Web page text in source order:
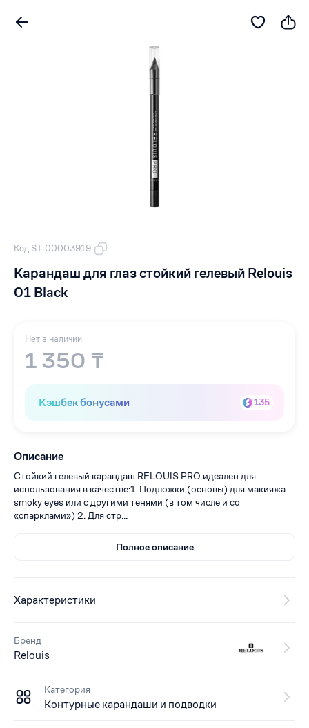
Код ST-00003919
Карандаш для глаз стойкий гелевый Relouis
01 Black
Нет в наличии
1 350 ₸
Кэшбек бонусами 135
Описание
Cтойкий гелевый карандаш RELOUIS PRO идеален для
использования в качестве:1. Подложки (основы) для макияжа
smoky eyes или с другими тенями (в том числе и со
«спарклами») 2. Для стр...
Полное описание
Характеристики
Бренд
Relouis
Категория
Контурные карандаши и подводки